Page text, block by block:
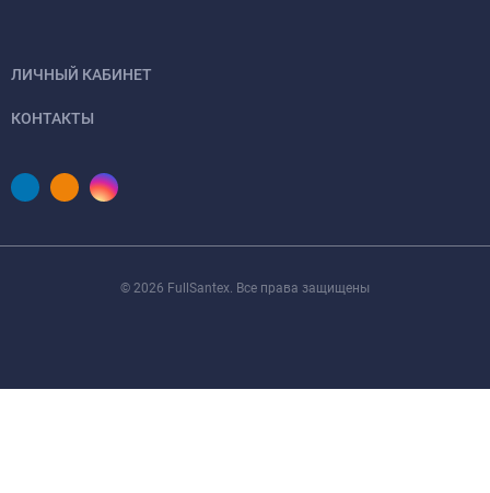
ЛИЧНЫЙ КАБИНЕТ
КОНТАКТЫ
© 2026 FullSantex. Все права защищены